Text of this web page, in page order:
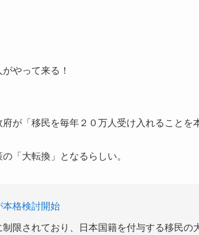
やって来る！
が「移民を毎年２０万人受け入れることを
「大転換」となるらしい。
格検討開始
限されており、日本国籍を付与する移民の